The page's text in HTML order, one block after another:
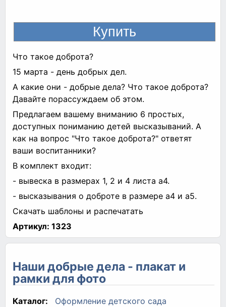
Что такое доброта?
15 марта - день добрых дел.
А какие они - добрые дела? Что такое доброта?
Давайте порассуждаем об этом.
Предлагаем вашему вниманию 6 простых,
доступных пониманию детей высказываний. А
как на вопрос "Что такое доброта?" ответят
ваши воспитанники?
В комплект входит:
- вывеска в размерах 1, 2 и 4 листа а4.
- высказывания о доброте в размере а4 и а5.
Скачать шаблоны и распечатать
Артикул: 1323
Наши добрые дела - плакат и
рамки для фото
Каталог:
Оформление детского сада